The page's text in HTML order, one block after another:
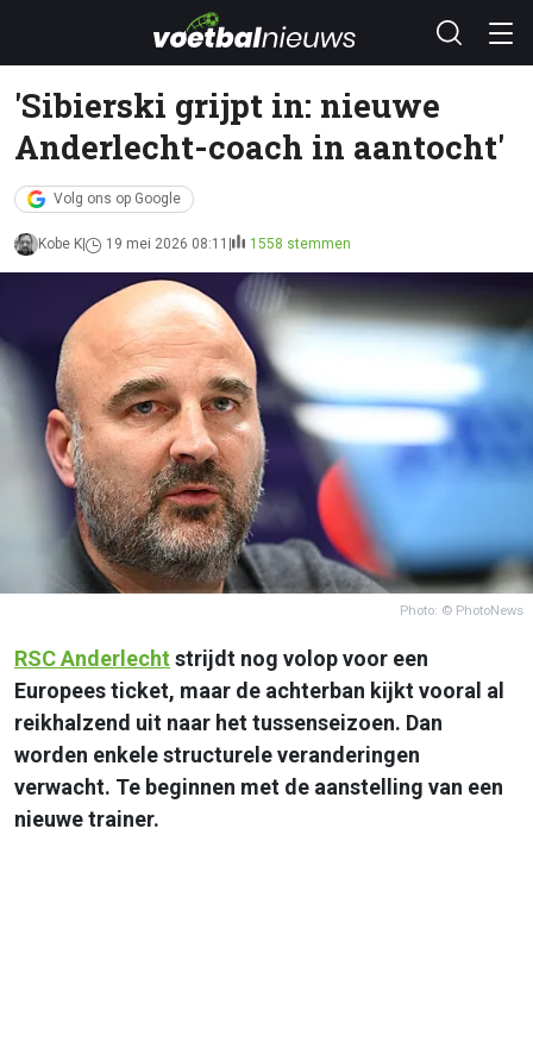
'Sibierski grijpt in: nieuwe
Anderlecht-coach in aantocht'
Volg ons op Google
Kobe K 19 mei 2026 08:11 1558 stemmen
Photo: © PhotoNews
RSCAnderlecht strijdt nog volop voor een
Europees ticket, maar de achterban kijkt vooral al
reikhalzend uit naar het tussenseizoen. Dan
worden enkele structurele veranderingen
verwacht. Te beginnen met de aanstelling van een
nieuwe trainer.